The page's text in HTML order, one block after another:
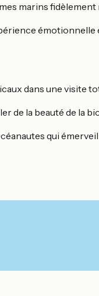
marins
dans une visite
de la beauté de la
qui